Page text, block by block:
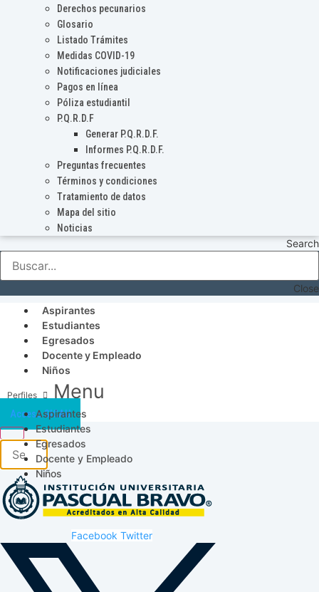
Derechos pecunarios
Glosario
Listado Trámites
Medidas COVID-19
Notificaciones judiciales
Pagos en línea
Póliza estudiantil
P.Q.R.D.F
Generar P.Q.R.D.F.
Informes P.Q.R.D.F.
Preguntas frecuentes
Términos y condiciones
Tratamiento de datos
Mapa del sitio
Noticias
Search
Close
Aspirantes
Estudiantes
Egresados
Docente y Empleado
Niños
Menu
Aspirantes
Estudiantes
Egresados
Docente y Empleado
Niños
Acceso SICAU
Facebook Twitter